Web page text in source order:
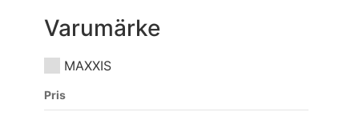
Varumärke
MAXXIS
Pris